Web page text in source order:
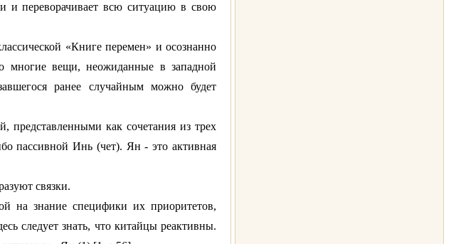
и переворачивает всю ситуацию в свою
«Книге перемен» и осознанно
многие вещи, неожиданные в западной
ранее случайным можно будет
представленными как сочетания из трех
пассивной Инь (чет). Ян - это активная
связки.
на знание специфики их приоритетов,
следует знать, что китайцы реактивны.